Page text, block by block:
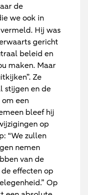
de
we ook in
Hij was
gericht
beleid en
maken. Maar
Ze
stijgen en de
een
bleef hij
op
“We zullen
nemen
van de
effecten op
Op